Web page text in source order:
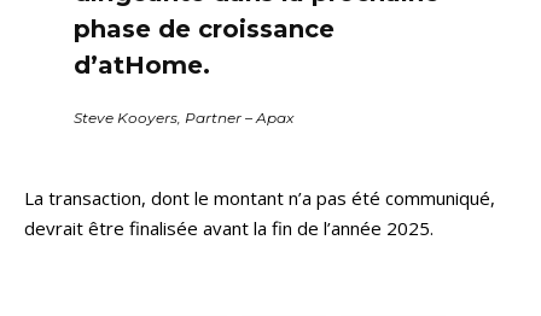
phase de croissance
d’atHome.
Steve Kooyers, Partner – Apax
La transaction, dont le montant n’a pas été communiqué,
devrait être finalisée avant la fin de l’année 2025.